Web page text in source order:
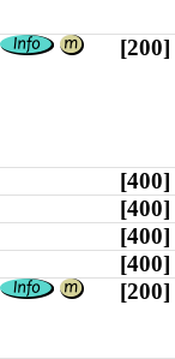
[200]
[400]
[400]
[400]
[400]
[200]